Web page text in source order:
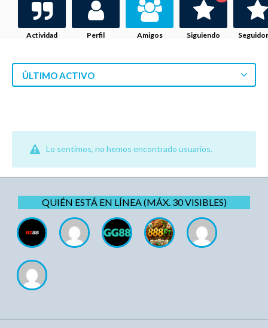
Actividad Perfil Amigos Siguiendo
ÚLTIMO ACTIVO
Lo sentimos, no hemos encontrado usuarios.
QUIÉN ESTÁ EN LÍNEA (MÁX. 30 VISIBLES)